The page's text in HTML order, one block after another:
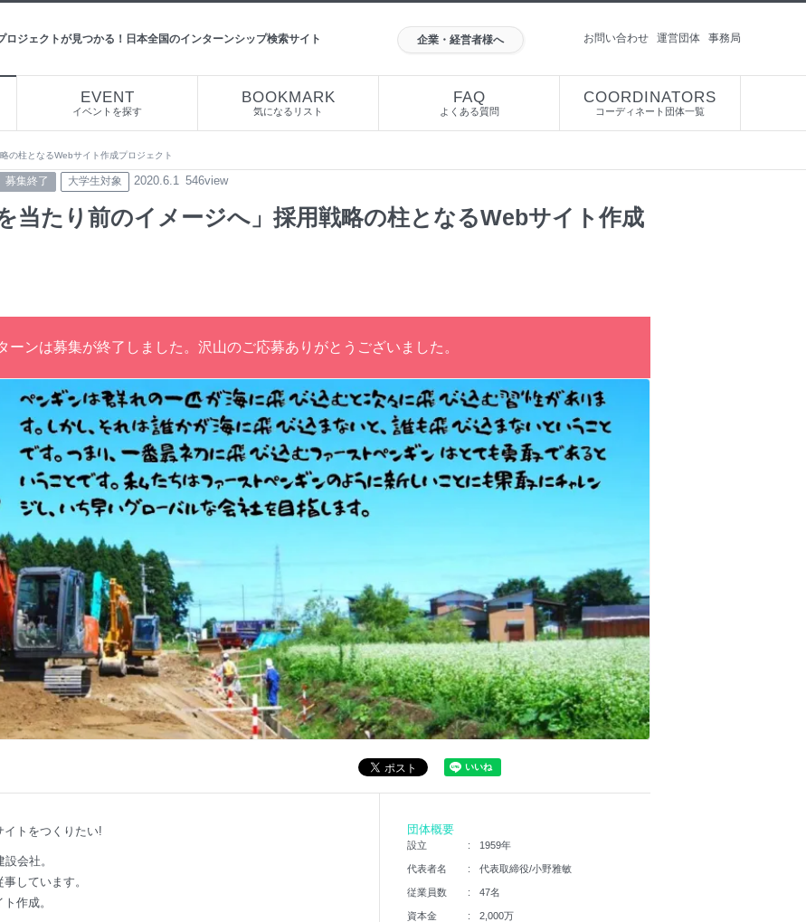
ロジェクトが見つかる！日本全国のインターンシップ検索サイト お問い合わせ 運営団体 事務局
企業・経営者様へ
EVENT
イベントを探す
BOOKMARK
気になるリスト
FAQ
よくある質問
COORDINATORS
コーディネート団体一覧
の柱となるWebサイト作成プロジェクト
募集終了 大学生対象 2020.6.1 546view
当たり前のイメージへ」採用戦略の柱となるWebサイト作成
ーンは募集が終了しました。沢山のご応募ありがとうございました。
トをつくりたい!
会社。
しています。
作成。
団体概要
設立 1959年
代表者名 代表取締役/小野雅敏
従業員数 47名
資本金 2,000万